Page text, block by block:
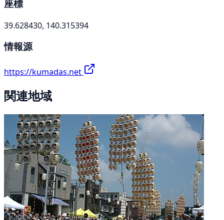
座標
39.628430, 140.315394
情報源
https://kumadas.net
関連地域